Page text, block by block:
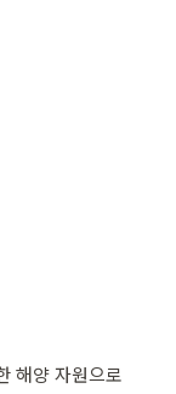
해양 자원으로